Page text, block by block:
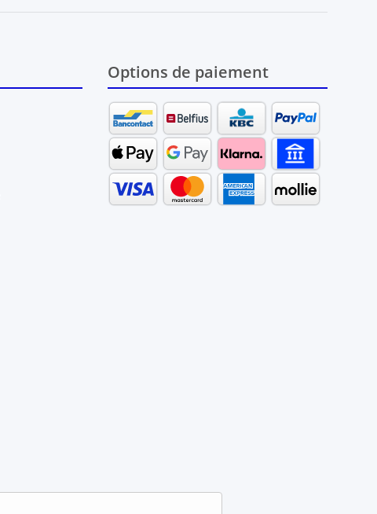
Options de paiement